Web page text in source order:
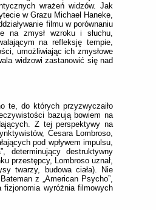
wrażeń widzów. Jak
w Grazu Michael Haneke,
filmu w porównaniu
na zmysł wzroku i słuchu,
na refleksję tempie,
umożliwiając ich zmysłowe
widzowi zastanowić się nad
te, do których przyzwyczaiło
bazują bowiem na
Z tej perspektywy na
Cesara Lombroso,
pod wpływem impulsu,
determinujący destruktywny
przestępcy, Lombroso uznał,
twarzy, budowa ciała). Nie
z „American Psycho”,
wyróżnia filmowych